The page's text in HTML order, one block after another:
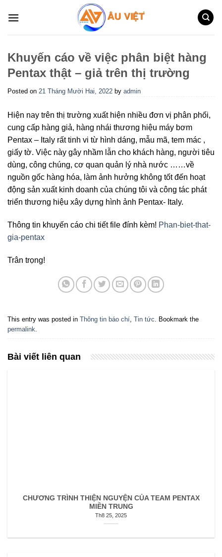
Khuyến cáo về việc phân biệt hàng
Pentax thật – giả trên thị trường
Posted on 21 Tháng Mười Hai, 2022 by admin
Hiện nay trên thị trường xuất hiện nhiều đơn vị phân phối,
cung cấp hàng giả, hàng nhái thương hiệu máy bơm
Pentax – Italy rất tinh vi từ hình dáng, mẫu mã, tem mác ,
giấy tờ. Việc này gây nhầm lẫn cho khách hàng, người tiêu
dùng, công chúng, cơ quan quản lý nhà nước ……về
nguồn gốc hàng hóa, làm ảnh hưởng không tốt đến hoạt
động sản xuất kinh doanh của chúng tôi và công tác phát
triển thương hiệu xây dựng hình ảnh Pentax- Italy.
Thông tin khuyến cáo chi tiết file đính kèm! Phan-biet-that-
gia-pentax
Trân trọng!
This entry was posted in Thông tin báo chí Tin tức . Bookmark the
permalink
Bài viết liên quan
CHƯƠNG TRÌNH THIỆN NGUYỆN CỦA TEAM PENTAX
MIỀN TRUNG
Th8 25, 2025